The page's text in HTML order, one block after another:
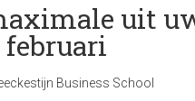
uit
Business School